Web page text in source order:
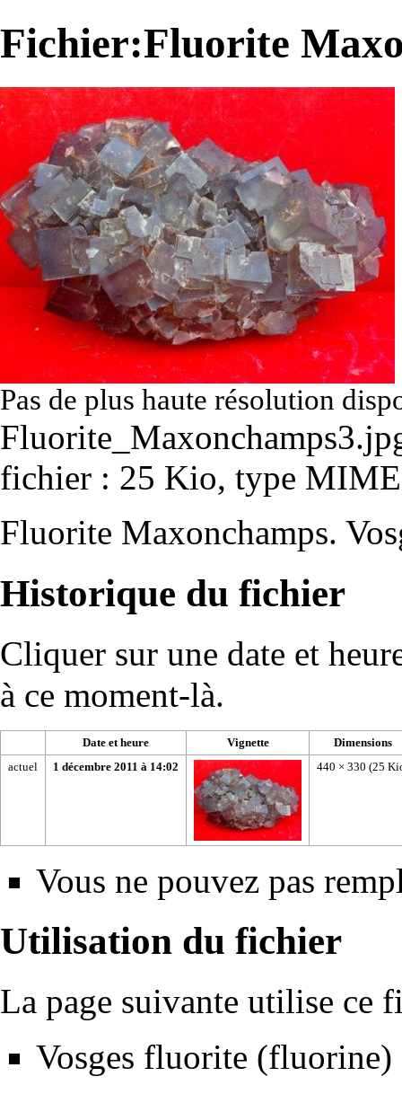
Fichier:Fluorite
Pas de plus haute résolution
fichier : 25 Kio, type
Fluorite Maxonchamps.
Historique du fichier
Cliquer sur une date et
à ce moment-là.
Date et heure Vignette
Dimensions
actuel
1 décembre 2011 à 14:02 440 × 330 (25
Vous ne pouvez pas
Utilisation du fichier
La page suivante utilise ce
Vosges fluorite (fluorine)